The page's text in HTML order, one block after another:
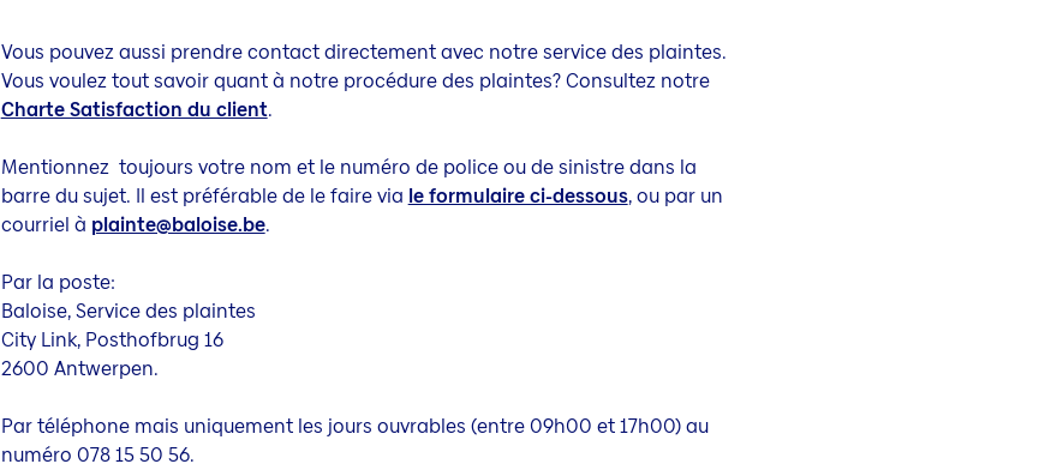
Vous pouvez aussi prendre contact directement avec notre service des plaintes.
Vous voulez tout savoir quant à notre procédure des plaintes? Consultez notre
Charte Satisfaction du client.
Mentionnez toujours votre nom et le numéro de police ou de sinistre dans la
barre du sujet. Il est préférable de le faire via le formulaire ci-dessous, ou par un
courriel à plainte@baloise.be.
Par la poste:
Baloise, Service des plaintes
City Link, Posthofbrug 16
2600 Antwerpen.
Par téléphone mais uniquement les jours ouvrables (entre 09h00 et 17h00) au
numéro 078 15 50 56.